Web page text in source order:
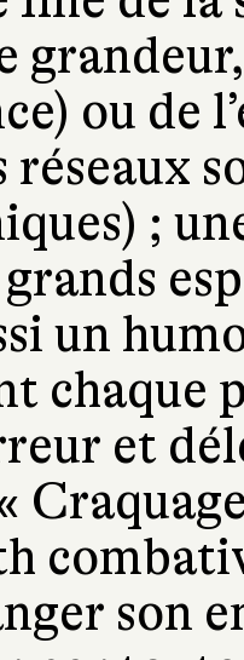
ou de
réseaux
;
un
chaque
et
son